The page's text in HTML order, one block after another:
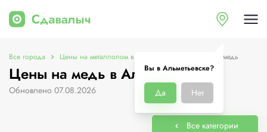
Вы в Альметьевске?
Да Нет
Все города Цены на металлолом в Альметьевске Цены на медь
Цены на медь в Альметьевске
Обновлено 07.08.2026
Все категории